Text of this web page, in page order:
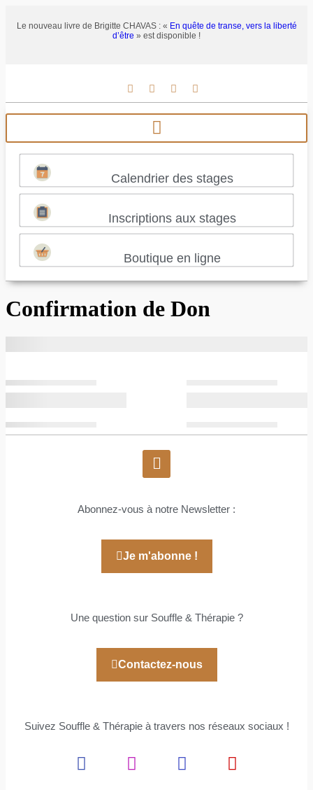
Le nouveau livre de Brigitte CHAVAS : « En quête de transe, vers la liberté
d’être » est disponible !
Calendrier des stages
Inscriptions aux stages
Boutique en ligne
Confirmation de Don
Abonnez-vous à notre Newsletter :
Je m'abonne !
Une question sur Souffle & Thérapie ?
Contactez-nous
Suivez Souffle & Thérapie à travers nos réseaux sociaux !